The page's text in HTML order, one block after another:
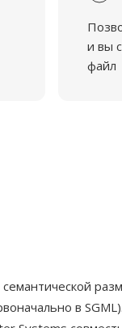
и вы
файл
в SGML).